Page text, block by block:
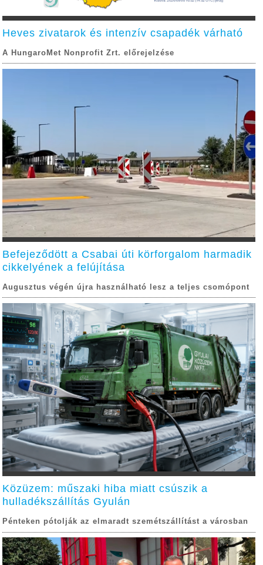
Heves zivatarok és intenzív csapadék várható
A HungaroMet Nonprofit Zrt. előrejelzése
Befejeződött a Csabai úti körforgalom harmadik
cikkelyének a felújítása
Augusztus végén újra használható lesz a teljes csomópont
Közüzem: műszaki hiba miatt csúszik a
hulladékszállítás Gyulán
Pénteken pótolják az elmaradt szemétszállítást a városban